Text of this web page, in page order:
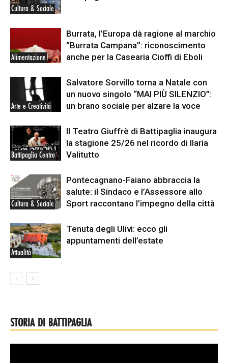
Cultura & Sociale
Alimentazione
Burrata, l’Europa dà ragione al marchio
“Burrata Campana”: riconoscimento
anche per la Casearia Cioffi di Eboli
Arte e Creatività
Salvatore Sorvillo torna a Natale con
un nuovo singolo “MAI PIÙ SILENZIO”:
un brano sociale per alzare la voce
Battipaglia Centro
Il Teatro Giuffrè di Battipaglia inaugura
la stagione 25/26 nel ricordo di Ilaria
Valitutto
Cultura & Sociale
Pontecagnano-Faiano abbraccia la
salute: il Sindaco e l’Assessore allo
Sport raccontano l’impegno della città
Attualità
Tenuta degli Ulivi: ecco gli
appuntamenti dell’estate
STORIA DI BATTIPAGLIA